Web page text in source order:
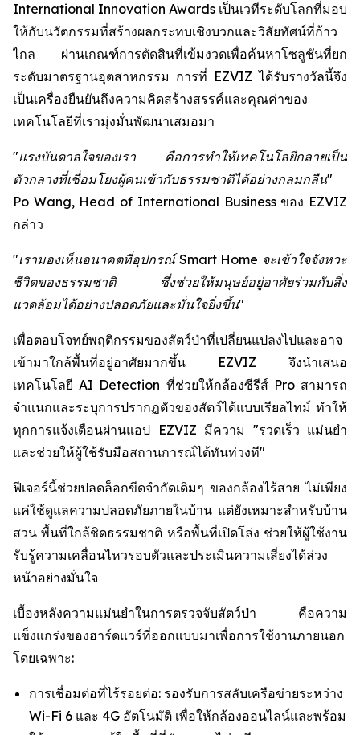
International Innovation Awards เป็นเวทีระดับโลกที่มอบ
ให้กับนวัตกรรมที่สร้างผลกระทบเชิงบวกและวิสัยทัศน์ที่ก้าว
ไกล ผ่านเกณฑ์การตัดสินที่เข้มงวดเพื่อค้นหาโซลูชันที่ยก
ระดับมาตรฐานอุตสาหกรรม การที่ EZVIZ ได้รับรางวัลนี้จึง
เป็นเครื่องยืนยันถึงความคิดสร้างสรรค์และคุณค่าของ
เทคโนโลยีที่เรามุ่งมั่นพัฒนาเสมอมา
"แรงบันดาลใจของเรา คือการทำให้เทคโนโลยีกลายเป็น
ตัวกลางที่เชื่อมโยงผู้คนเข้ากับธรรมชาติได้อย่างกลมกลืน"
Po Wang, Head of International Business ของ EZVIZ
กล่าว
"เรามองเห็นอนาคตที่อุปกรณ์ Smart Home จะเข้าใจจังหวะ
ชีวิตของธรรมชาติ ซึ่งช่วยให้มนุษย์อยู่อาศัยร่วมกับสิ่ง
แวดล้อมได้อย่างปลอดภัยและมั่นใจยิ่งขึ้น"
เพื่อตอบโจทย์พฤติกรรมของสัตว์ป่าที่เปลี่ยนแปลงไปและอาจ
เข้ามาใกล้พื้นที่อยู่อาศัยมากขึ้น EZVIZ จึงนำเสนอ
เทคโนโลยี AI Detection ที่ช่วยให้กล้องซีรีส์ Pro สามารถ
จำแนกและระบุการปรากฏตัวของสัตว์ได้แบบเรียลไทม์ ทำให้
ทุกการแจ้งเตือนผ่านแอป EZVIZ มีความ "รวดเร็ว แม่นยำ
และช่วยให้ผู้ใช้รับมือสถานการณ์ได้ทันท่วงที"
ฟีเจอร์นี้ช่วยปลดล็อกขีดจำกัดเดิมๆ ของกล้องไร้สาย ไม่เพียง
แค่ใช้ดูแลความปลอดภัยภายในบ้าน แต่ยังเหมาะสำหรับบ้าน
สวน พื้นที่ใกล้ชิดธรรมชาติ หรือพื้นที่เปิดโล่ง ช่วยให้ผู้ใช้งาน
รับรู้ความเคลื่อนไหวรอบตัวและประเมินความเสี่ยงได้ล่วง
หน้าอย่างมั่นใจ
เบื้องหลังความแม่นยำในการตรวจจับสัตว์ป่า คือความ
แข็งแกร่งของฮาร์ดแวร์ที่ออกแบบมาเพื่อการใช้งานภายนอก
โดยเฉพาะ:
การเชื่อมต่อที่ไร้รอยต่อ: รองรับการสลับเครือข่ายระหว่าง
Wi-Fi 6 และ 4G อัตโนมัติ เพื่อให้กล้องออนไลน์และพร้อม